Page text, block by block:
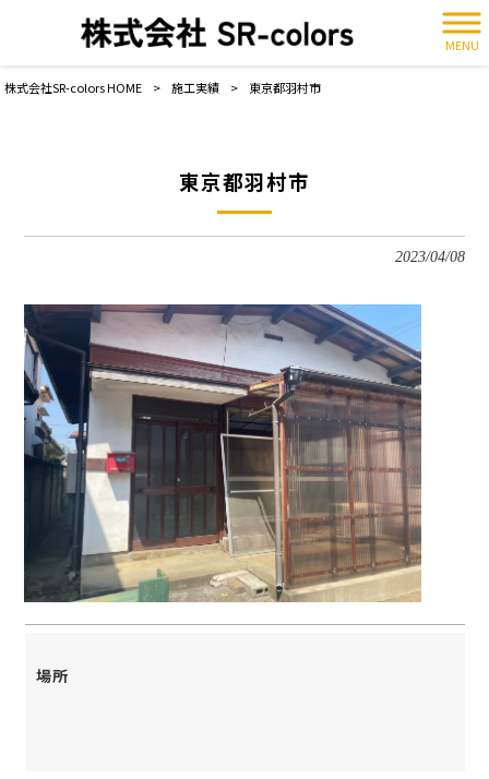
MENU
株式会社SR-colors HOME > 施工実績 > 東京都羽村市
東京都羽村市
2023/04/08
場所